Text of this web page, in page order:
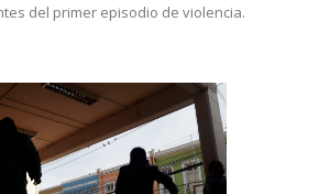
del primer episodio de violencia.